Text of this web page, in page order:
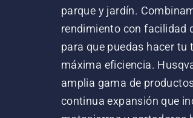
parque y jardín.
rendimiento con facilidad
para que puedas hacer tu
máxima eficiencia.
amplia gama de
continua expansión que